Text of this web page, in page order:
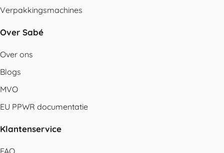
Verpakkingsmachines
Over Sabé
Over ons
Blogs
MVO
EU PPWR documentatie
Klantenservice